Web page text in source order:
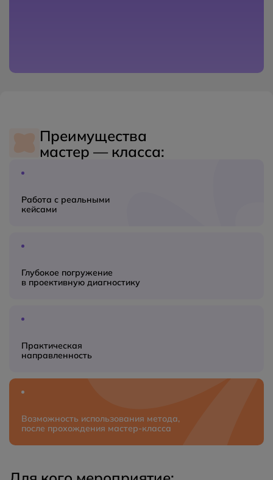
Преимущества
мастер — класса:
Работа с реальными
кейсами
Глубокое погружение
в проективную диагностику
Практическая
направленность
Возможность использования метода,
после прохождения мастер‑класса